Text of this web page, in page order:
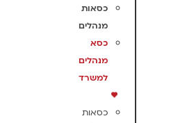
כסאות
מנהלים
כסא
מנהלים
למשרד
כסאות